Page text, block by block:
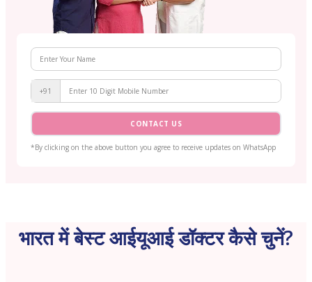
+91
CONTACT US
*By clicking on the above button you agree to receive updates on WhatsApp
भारत में बेस्ट आईयूआई डॉक्टर कैसे चुनें?